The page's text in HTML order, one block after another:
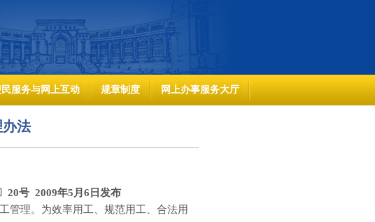
服务与网上互动 规章制度 网上办事服务大厅
法
20号 2009年5 月6 日 发布
理。为效率用工、规范用工、合法用